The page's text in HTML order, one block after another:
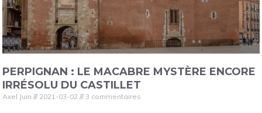
PERPIGNAN : LE MACABRE MYSTÈRE ENCORE
IRRÉSOLU DU CASTILLET
Axel Juin 2021-03-02 3 commentaires